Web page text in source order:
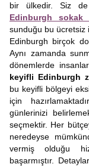
bir ülkedir. Siz de
Edinburgh sokak
sunduğu bu ücretsiz
Edinburgh birçok
Aynı zamanda
dönemlerde
keyifli Edinburgh
bu keyifli bölgeyi
için
günlerinizi
seçmektir. Her
neredeyse
vermiş olduğu
başarmıştır.